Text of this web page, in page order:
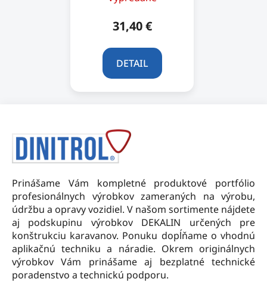
31,40 €
DETAIL
Prinášame Vám kompletné produktové portfólio
profesionálnych výrobkov zameraných na výrobu,
údržbu a opravy vozidiel. V našom sortimente nájdete
aj podskupinu výrobkov DEKALIN určených pre
konštrukciu karavanov. Ponuku dopĺňame o vhodnú
aplikačnú techniku a náradie. Okrem originálnych
výrobkov Vám prinášame aj bezplatné technické
poradenstvo a technickú podporu.